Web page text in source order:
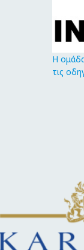
Η
τις